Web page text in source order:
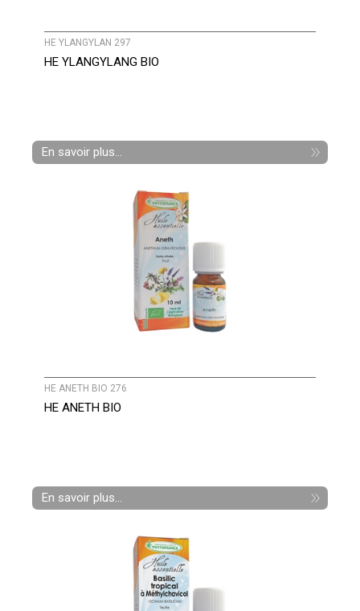
HE YLANGYLAN 297
HE YLANGYLANG BIO
En savoir plus...
HE ANETH BIO 276
HE ANETH BIO
En savoir plus...